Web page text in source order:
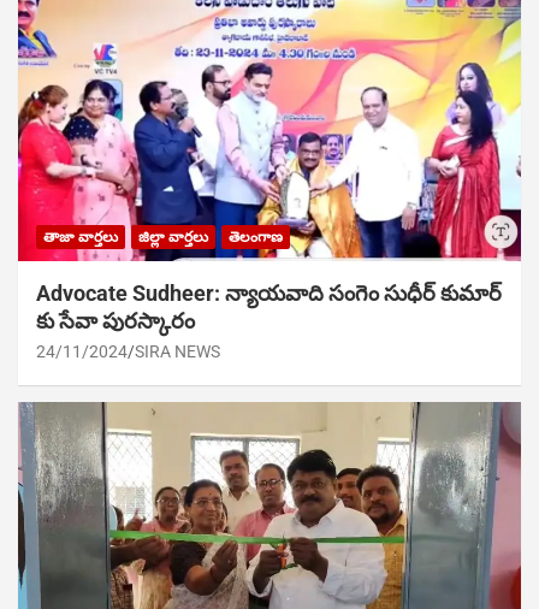
తాజా వార్తలు జిల్లా వార్తలు తెలంగాణ
Advocate Sudheer: న్యాయవాది సంగెం సుధీర్ కుమార్
కు సేవా పురస్కారం
24/11/2024 SIRA NEWS